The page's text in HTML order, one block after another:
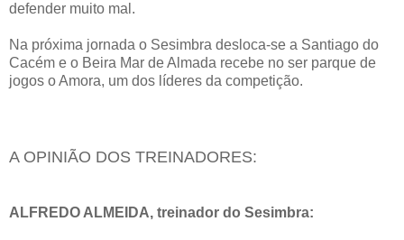
defender muito mal.
Na próxima jornada o Sesimbra desloca-se a Santiago do
Cacém e o Beira Mar de Almada recebe no ser parque de
jogos o Amora, um dos líderes da competição.
A OPINIÃO DOS TREINADORES:
ALFREDO ALMEIDA, treinador do Sesimbra: